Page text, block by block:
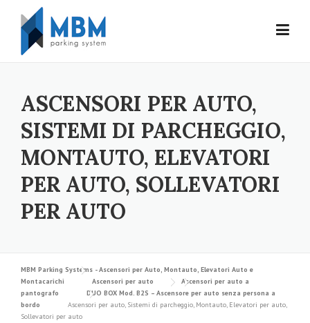
Skip to content
ASCENSORI PER AUTO,
SISTEMI DI PARCHEGGIO,
MONTAUTO, ELEVATORI
PER AUTO, SOLLEVATORI
PER AUTO
MBM Parking Systems - Ascensori per Auto, Montauto, Elevatori Auto e
Montacarichi
Ascensori per auto
Ascensori per auto a
pantografo
DUO BOX Mod. B2S – Ascensore per auto senza persona a
bordo
Ascensori per auto, Sistemi di parcheggio, Montauto, Elevatori per auto,
Sollevatori per auto